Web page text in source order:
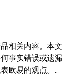
相关内容。本文
事实错误或遗漏
欧易的观点。